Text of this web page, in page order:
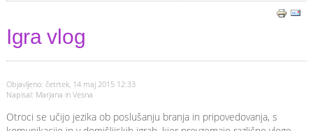
Igra vlog
Objavljeno: četrtek, 14 maj 2015 12:33
Napisal: Marjana in Vesna
Otroci se učijo jezika ob poslušanju branja in pripovedovanja, s